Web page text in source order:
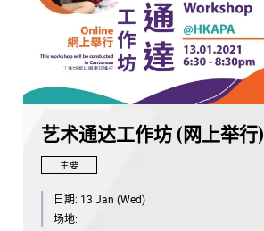
艺术通达工作坊 (网上举行)
主要
日期: 13 Jan (Wed)
场地: